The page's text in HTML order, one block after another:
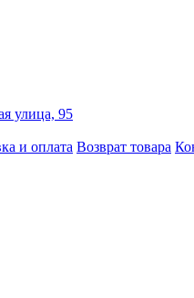
улица, 95
и оплата Возврат товара